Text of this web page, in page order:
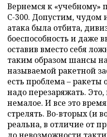
Вернемся к «учебному»
С-300. Допустим, чудом
атака была отбита,
боеспособность и даже
оставив вместо себя
таким образом шансы
называемой ракетной
есть проблема – ракеты
надо перезаряжать.
немалое. И все это
стрелять. Во-вторых (и
реальна, в отличие от